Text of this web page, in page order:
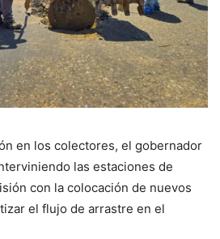
en los colectores, el gobernador
las estaciones de
con la colocación de nuevos
el flujo de arrastre en el